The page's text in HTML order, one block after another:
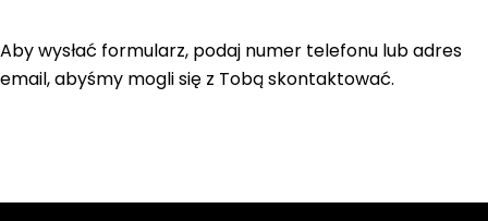
Aby wysłać formularz, podaj numer telefonu lub adres
email, abyśmy mogli się z Tobą skontaktować.